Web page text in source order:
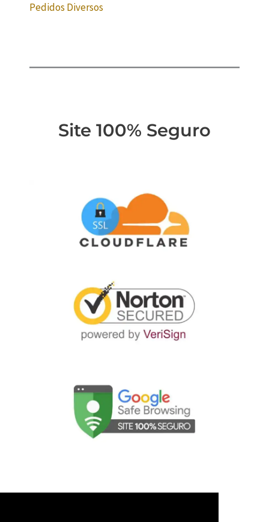
Pedidos Diversos
Site 100% Seguro